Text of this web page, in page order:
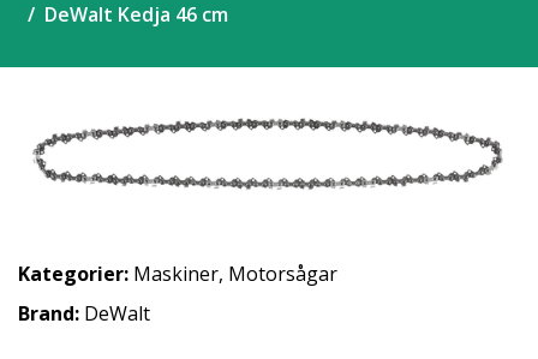
DeWalt Kedja 46 cm
Kategorier: Maskiner, Motorsågar
Brand: DeWalt